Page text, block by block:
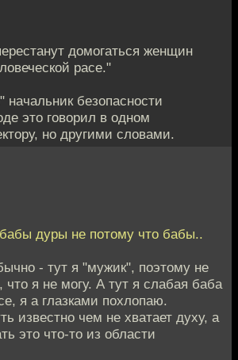
домогаться женщин
расе."
безопасности
это говорил в одном
но другими словами.
дуры не потому что бабы..
- тут я "мужик", поэтому не
я не могу. А тут я слабая баба
я а глазками похлопаю.
известно чем не хватает духу, а
это что-то из области